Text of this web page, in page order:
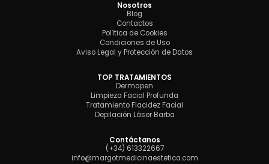
Nosotros
Blog
Contactos
Política de Cookies
Condiciones de Uso
Aviso Legal y Protección de Datos
TOP TRATAMIENTOS
Dermapen
Limpieza Facial Profunda
Tratamiento Flacidez Facial
Depilación Láser Barba
Contáctanos
(+34) 613322667
info@margotmedicinaestetica.com